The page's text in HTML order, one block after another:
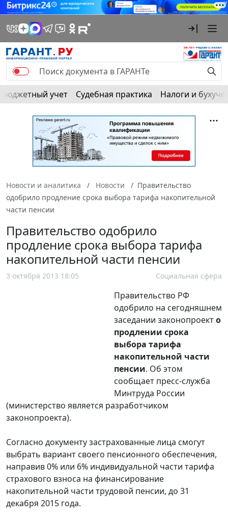
Бюджетный учет Судебная практика Налоги и
Новости и аналитика Новости
Правительство
одобрило продление срока выбора тарифа накопительной
части пенсии
Правительство одобрило
продление срока выбора тарифа
накопительной части пенсии
3 октября 2013 18:05 Социальная сфера
Правительство РФ
одобрило на сегодняшнем
заседании законопроекто
продлении срока
выбора тарифа
накопительной части
пенсии. Об этом
сообщает пресс-служба
Минтруда России
(министерство является разработчиком
законопроекта).
Согласно документу застрахованные лица смогут
выбрать вариант своего пенсионного обеспечения,
направив 0% или 6% индивидуальной части тарифа
страхового взноса на финансирование
накопительной части трудовой пенсии, до 31
декабря 2015 года.